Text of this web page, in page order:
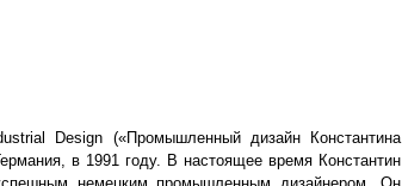
Design («Промышленный дизайн Константина
в 1991 году. В настоящее время Константин